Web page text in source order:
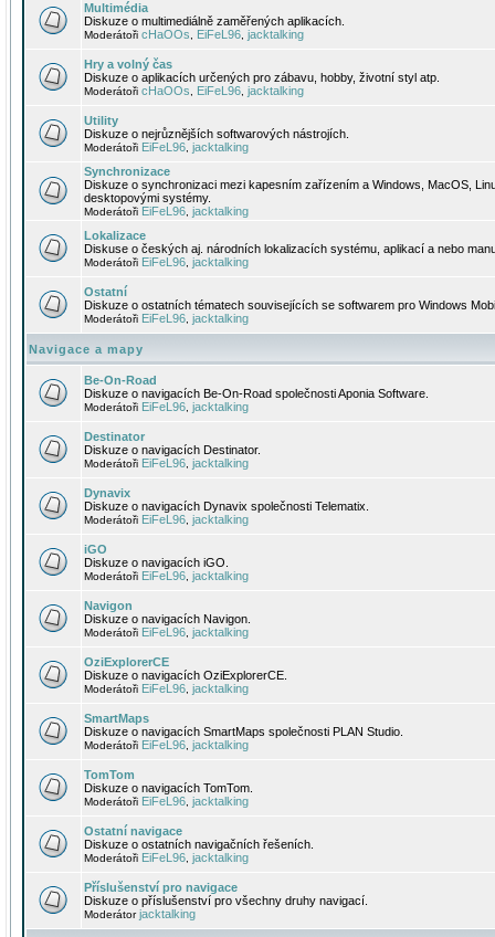
Multimédia
Diskuze o multimediálně zaměřených aplikacích.
Moderátoři cHaOOs EiFeL96 jacktalking
Hry a volný čas
Diskuze o aplikacích určených pro zábavu, hobby, životní styl atp.
Moderátoři cHaOOs EiFeL96 jacktalking
Utility
Diskuze o nejrůznějších softwarových nástrojích.
Moderátoři EiFeL96 jacktalking
Synchronizace
Diskuze o synchronizaci mezi kapesním zařízením a Windows, MacOS,
desktopovými systémy.
Moderátoři EiFeL96 jacktalking
Lokalizace
Diskuse o českých aj. národních lokalizacích systému, aplikací a nebo
Moderátoři EiFeL96 jacktalking
Ostatní
Diskuze o ostatních tématech souvisejících se softwarem pro Windows
Moderátoři EiFeL96 jacktalking
Navigace a mapy
Be-On-Road
Diskuze o navigacích Be-On-Road společnosti Aponia Software.
Moderátoři EiFeL96 jacktalking
Destinator
Diskuze o navigacích Destinator.
Moderátoři EiFeL96 jacktalking
Dynavix
Diskuze o navigacích Dynavix společnosti Telematix.
Moderátoři EiFeL96 jacktalking
iGO
Diskuze o navigacích iGO.
Moderátoři EiFeL96 jacktalking
Navigon
Diskuze o navigacích Navigon.
Moderátoři EiFeL96 jacktalking
OziExplorerCE
Diskuze o navigacích OziExplorerCE.
Moderátoři EiFeL96 jacktalking
SmartMaps
Diskuze o navigacích SmartMaps společnosti PLAN Studio.
Moderátoři EiFeL96 jacktalking
TomTom
Diskuze o navigacích TomTom.
Moderátoři EiFeL96 jacktalking
Ostatní navigace
Diskuze o ostatních navigačních řešeních.
Moderátoři EiFeL96 jacktalking
Příslušenství pro navigace
Diskuze o příslušenství pro všechny druhy navigací.
Moderátorjacktalking